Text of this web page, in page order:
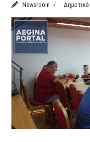
Newsroom